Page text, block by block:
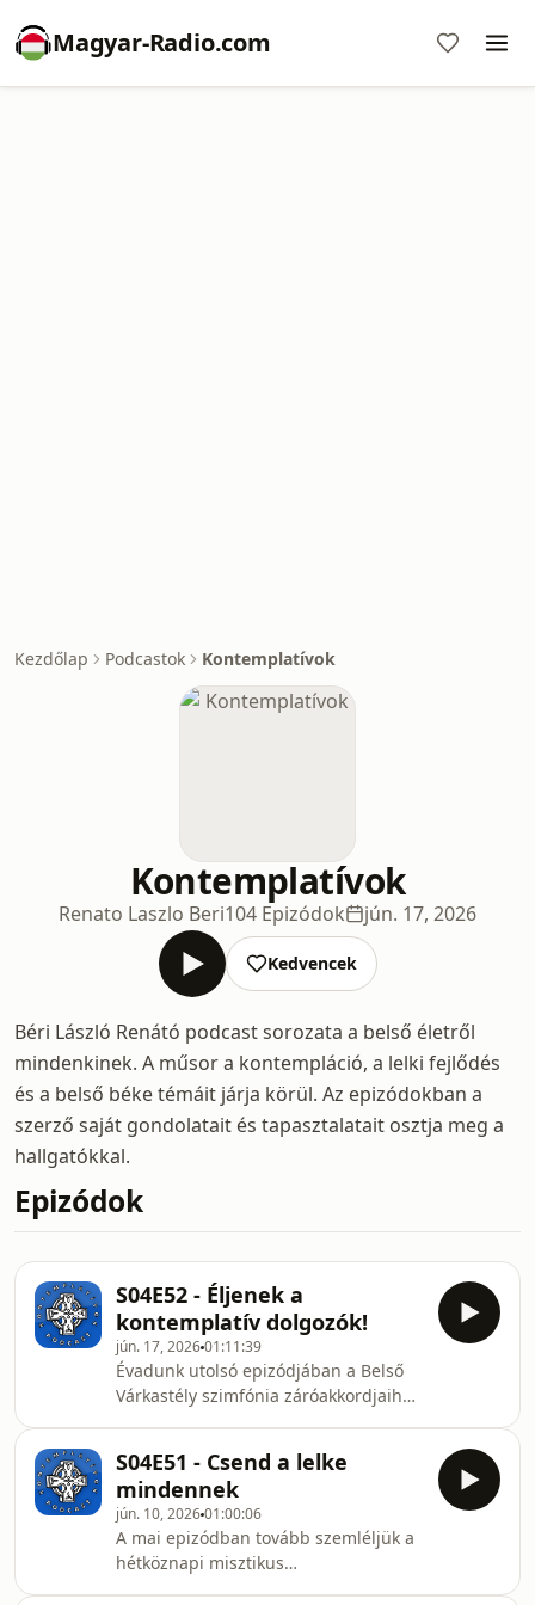
Magyar-Radio.com
Kezdőlap Podcastok Kontemplatívok
Kontemplatívok
Renato Laszlo Beri104 Epizódok jún. 17, 2026
Kedvencek
Béri László Renátó podcast sorozata a belső életről
mindenkinek. A műsor a kontempláció, a lelki fejlődés
és a belső béke témáit járja körül. Az epizódokban a
szerző saját gondolatait és tapasztalatait osztja meg a
hallgatókkal.
Epizódok
S04E52 - Éljenek a
kontemplatív dolgozók!
jún. 17, 202601:11:39
Évadunk utolsó epizódjában a Belső
Várkastély szimfónia záróakkordjaihoz
a hetedik lakásban az emberi lény
Isten-alakú magánya már
betöltettetett, ezért valóban teljesnek
és egésznek érzi magát. Rádöbben,
hogy a jól működő emberi kapcsolatok
nem “felek&quot; hanem csak
S04E51 - Csend a lelke
mindennek
jún. 10, 202601:00:06
A mai epizódban tovább szemléljük a
hétköznapi misztikus